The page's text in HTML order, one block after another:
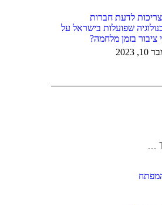
לדעת חברות
שפועלות בישראל על
ציבור בזמן מלחמה?
2023